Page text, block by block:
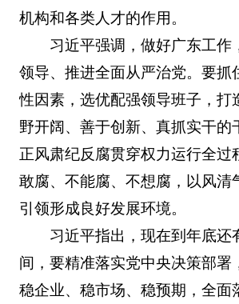
机构和各类人才的作用。
习近平强调，做好广东工作
领导、推进全面从严治党。要抓
性因素，选优配强领导班子，打
野开阔、善于创新、真抓实干的
正风肃纪反腐贯穿权力运行全过
敢腐、不能腐、不想腐，以风清
引领形成良好发展环境。
习近平指出，现在到年底还
间，要精准落实党中央决策部署
稳企业、稳市场、稳预期，全面